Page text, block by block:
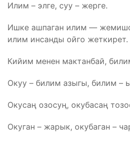
Илим – элге, суу – жерге.
Ишке ашпаган илим —
илим инсанды ойго жеткирет.
Кийим менен мактанбай,
Окуу – билим азыгы, билим –
Окусаң озосуң, окубасаң
Окуган – жарык, окубаган –